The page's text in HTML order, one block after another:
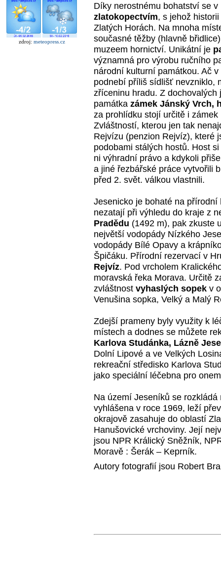
zdroj: meteopress.cz
Díky nerostnému bohatství se
zlatokopectvím, s jehož
Zlatých Horách. Na mnoha
současné těžby (hlavně
muzeem hornictví. Unikátní je
významná pro výrobu ručního
národní kulturní památkou. Ač
podnebí příliš sídlišť nevzniklo,
zříceninu hradu. Z
památka zámek Jánský Vrch,
za prohlídku stojí určitě i zámek
Zvláštností, kterou jen tak
Rejvízu (penzion Rejvíz), které
podobami stálých hostů. Host
ni výhradní právo a kdykoli
a jiné řezbářské práce vytvořili
před 2. svět. válkou vlastnili.
Jesenicko je bohaté na
nezatají při výhledu do kraje z
Pradědu (1492 m), pak zkuste
největší vodopády Nízkého
vodopády Bílé Opavy a
Špičáku. Přírodní rezervací v
Rejvíz. Pod vrcholem
moravská řeka Morava. Určitě
zvláštnost vyhaslých sopek v
Venušina sopka, Velký a Malý
Zdejší prameny byly využity k
místech a dodnes se můžete
Karlova Studánka, Lázně
Dolní Lipové a ve Velkých
rekreační středisko Karlova
jako speciální léčebna pro
Na území Jeseníků se
vyhlášena v roce 1969, leží
okrajově zasahuje do oblastí
Hanušovické vrchoviny. Její
jsou NPR Králický Sněžník,
Moravě : Šerák – Keprník.
Autory fotografií jsou Robert